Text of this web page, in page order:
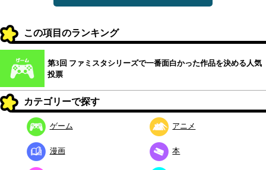
この項目のランキング
第3回 ファミスタシリーズで一番面白かった作品を決める人気
投票
カテゴリーで探す
ゲーム アニメ
漫画 本